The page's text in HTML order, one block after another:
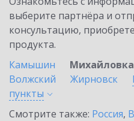
выберите партнёра и
консультацию,
продукта.
Камышин
Михайловка
Волжский
Жирновск
пункты
Смотрите также: Россия,